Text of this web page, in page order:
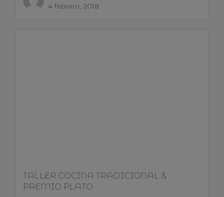
4 febrero, 2018
TALLER COCINA TRADICIONAL &
PREMIO PLATO